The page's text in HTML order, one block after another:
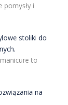
pomysły i
stoliki do
to
na